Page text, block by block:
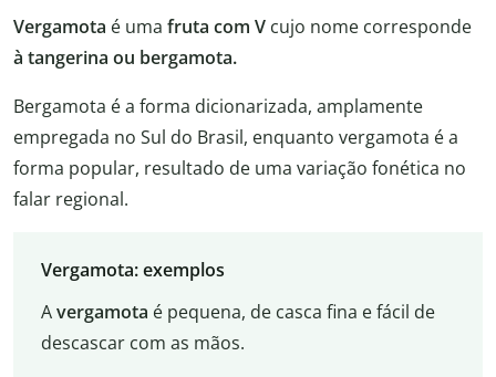
Vergamota é uma fruta com V cujo nome corresponde
à tangerina ou bergamota.
Bergamota é a forma dicionarizada, amplamente
empregada no Sul do Brasil, enquanto vergamota é a
forma popular, resultado de uma variação fonética no
falar regional.
Vergamota: exemplos
Avergamota é pequena, de casca fina e fácil de
descascar com as mãos.